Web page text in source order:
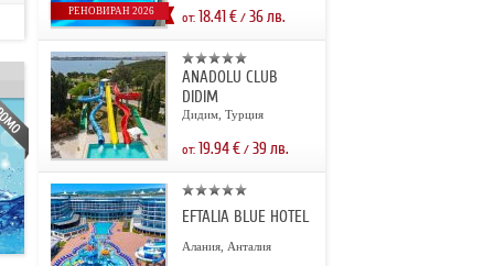
РЕНОВИРАН 2026 от: 18.41€/ 36лв.
ANADOLU CLUB
DIDIM
Дидим, Турция
от: 19.94€/ 39 лв.
EFTALIA BLUE HOTEL
Алания, Анталия